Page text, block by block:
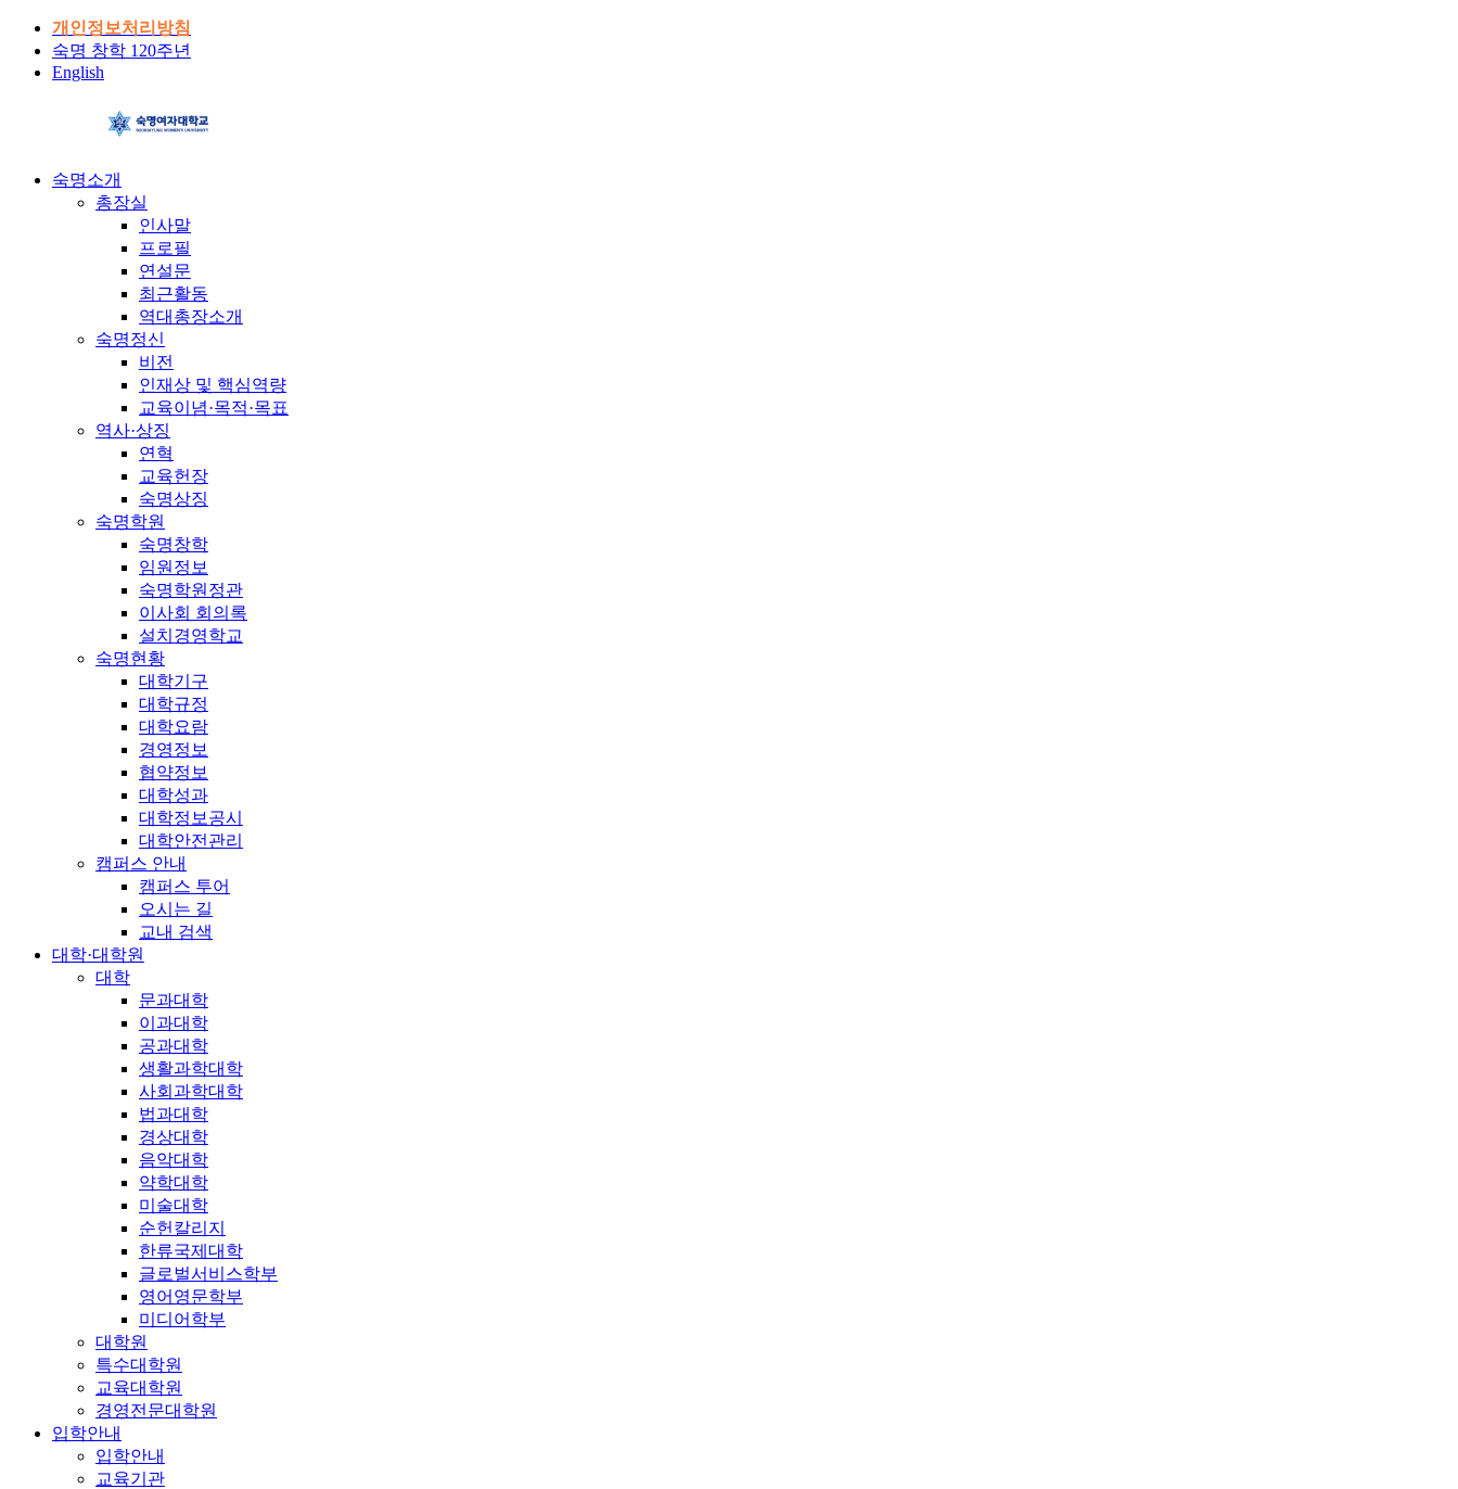
개인정보처리방침
숙명 창학 120주년
English
숙명소개
총장실
인사말
프로필
연설문
최근활동
역대총장소개
숙명정신
비전
인재상 및 핵심역량
교육이념·목적·목표
역사·상징
연혁
교육헌장
숙명상징
숙명학원
숙명창학
임원정보
숙명학원정관
이사회 회의록
설치경영학교
숙명현황
대학기구
대학규정
대학요람
경영정보
협약정보
대학성과
대학정보공시
대학안전관리
캠퍼스 안내
캠퍼스 투어
오시는 길
교내 검색
대학·대학원
대학
문과대학
이과대학
공과대학
생활과학대학
사회과학대학
법과대학
경상대학
음악대학
약학대학
미술대학
순헌칼리지
한류국제대학
글로벌서비스학부
영어영문학부
미디어학부
대학원
특수대학원
교육대학원
경영전문대학원
입학안내
입학안내
교육기관